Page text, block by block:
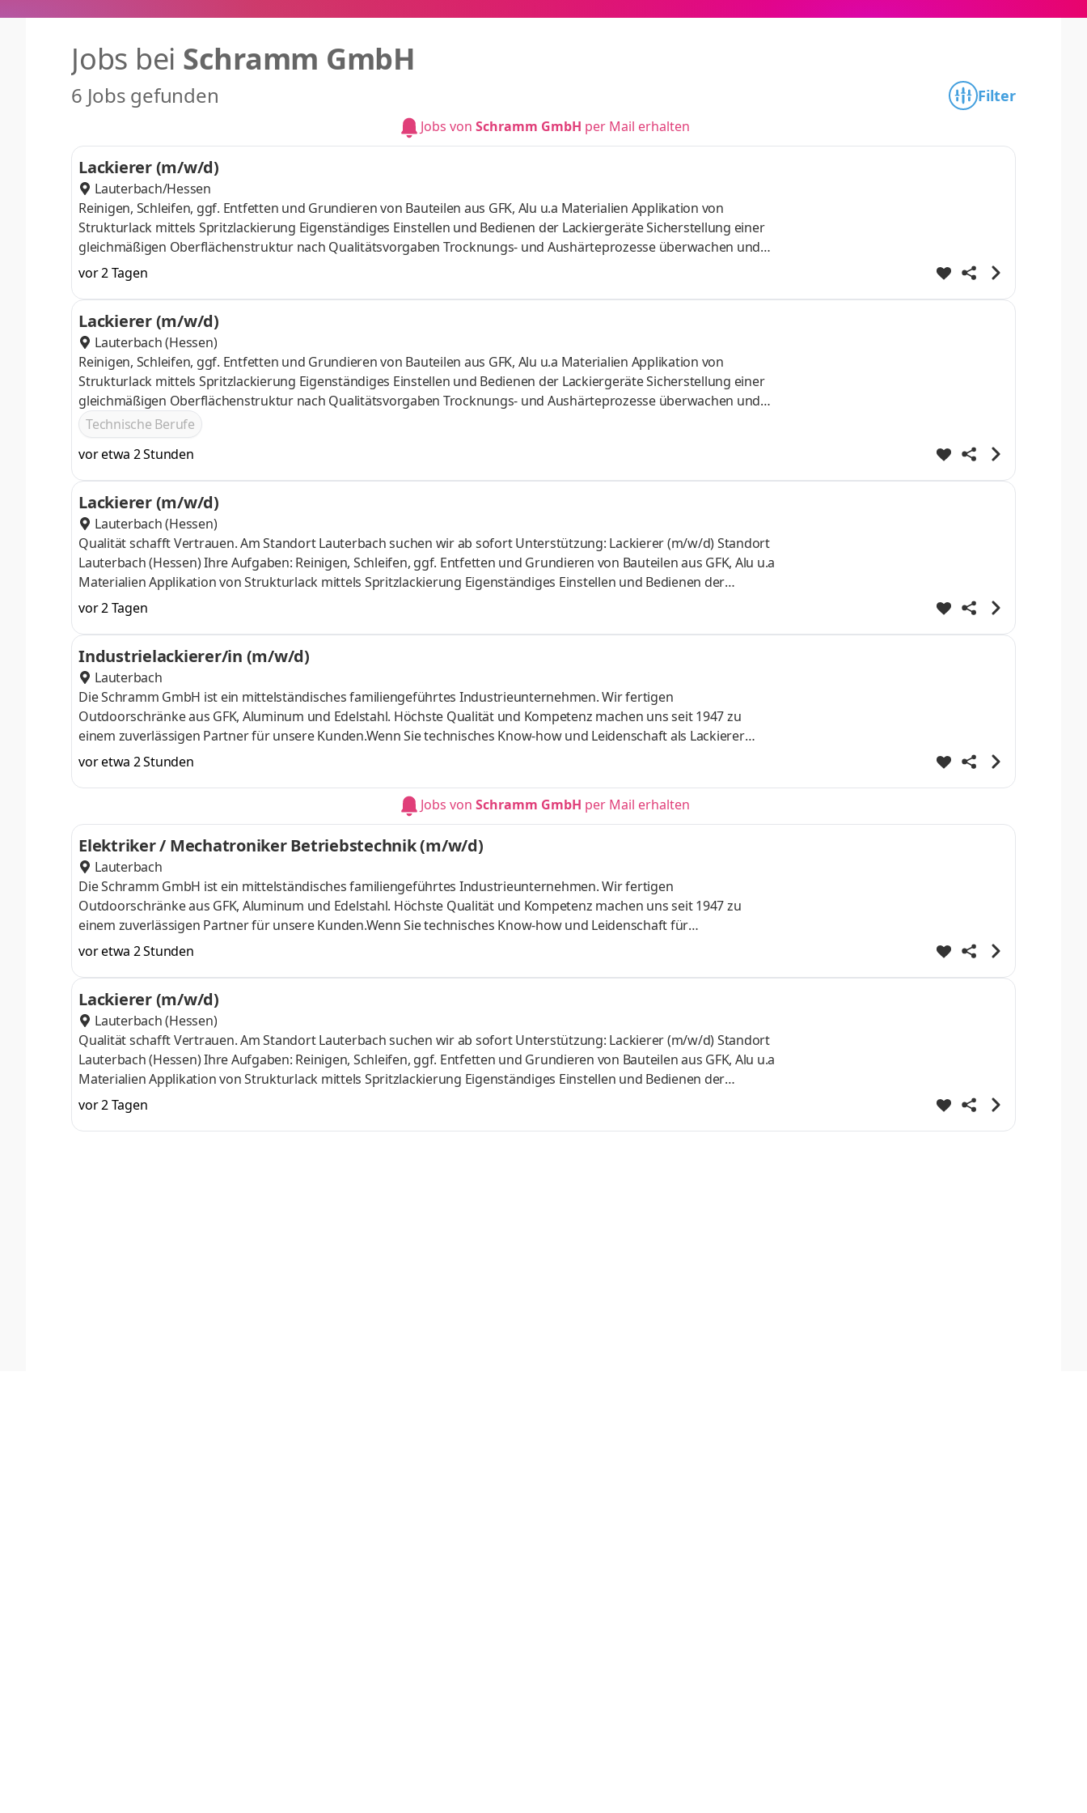
Jobs bei Schramm GmbH
6 Jobs gefunden Filter
Jobs von Schramm GmbH per Mail erhalten
Lackierer (m/w/d)
Lauterbach/Hessen
Reinigen, Schleifen, ggf. Entfetten und Grundieren von Bauteilen aus GFK, Alu u.a Materialien Applikation von
Strukturlack mittels Spritzlackierung Eigenständiges Einstellen und Bedienen der Lackiergeräte Sicherstellung einer
gleichmäßigen Oberflächenstruktur nach Qualitätsvorgaben Trocknungs- und Aushärteprozesse überwachen und
dokumentieren Durchführung von Qualitätskontrollen (Schichtdicke, Oberfläche, Struktur, Haftung) Pflege und
Wartung der Lackierkabine, Werkzeuge und technischen Anlagen
vor 2 Tagen
Lackierer (m/w/d)
Lauterbach (Hessen)
Reinigen, Schleifen, ggf. Entfetten und Grundieren von Bauteilen aus GFK, Alu u.a Materialien Applikation von
Strukturlack mittels Spritzlackierung Eigenständiges Einstellen und Bedienen der Lackiergeräte Sicherstellung einer
gleichmäßigen Oberflächenstruktur nach Qualitätsvorgaben Trocknungs- und Aushärteprozesse überwachen und
dokumentieren Durchführung von Qualitätskontrollen (Schichtdicke, Oberfläche, Struktur, Haftung) Pflege und
Wartung der Lackierkabine, Werkzeuge und technischen Anlagen, Abgeschlossene Berufsausbildung als Lackierer,
KFZ-Lackierer oder vergleichbare Qualifikation
Technische Berufe
vor etwa 2 Stunden
Lackierer (m/w/d)
Lauterbach (Hessen)
Qualität schafft Vertrauen. Am Standort Lauterbach suchen wir ab sofort Unterstützung: Lackierer (m/w/d) Standort
Lauterbach (Hessen) Ihre Aufgaben: Reinigen, Schleifen, ggf. Entfetten und Grundieren von Bauteilen aus GFK, Alu u.a
Materialien Applikation von Strukturlack mittels Spritzlackierung Eigenständiges Einstellen und Bedienen der
vor 2 Tagen
Industrielackierer/in (m/w/d)
Lauterbach
Die Schramm GmbH ist ein mittelständisches familiengeführtes Industrieunternehmen. Wir fertigen
Outdoorschränke aus GFK, Aluminum und Edelstahl. Höchste Qualität und Kompetenz machen uns seit 1947 zu
einem zuverlässigen Partner für unsere Kunden.Wenn Sie technisches Know-how und Leidenschaft als Lackierer
mitbringen, sind Sie bei uns genau richtig. Bewerben Sie sich und werden Sie Teil eines zukunftsorientierten
reinigst deren Oberflächen und sorgst für eine makellose Basis für den LackierungsprozessMit Geschick und
Präzision lackierst Du die Teile und stellst sicher, dass sie höch
vor etwa 2 Stunden
Jobs von Schramm GmbH per Mail erhalten
Elektriker / Mechatroniker Betriebstechnik (m/w/d)
Lauterbach
Die Schramm GmbH ist ein mittelständisches familiengeführtes Industrieunternehmen. Wir fertigen
Outdoorschränke aus GFK, Aluminum und Edelstahl. Höchste Qualität und Kompetenz machen uns seit 1947 zu
einem zuverlässigen Partner für unsere Kunden.Wenn Sie technisches Know-how und Leidenschaft für
Betriebstechnik mitbringen, sind Sie bei uns genau richtig. Bewerben Sie sich und werden Sie Teil eines
Produktionsbereitschaft unserer hochmodernen MaschinenAnalyse von Störungen und Einleitung von
AbstellmaßnahmenDurchführung von Wartungen, Reparaturen sowie OptimierungenInstandhaltung aller e
vor etwa 2 Stunden
Lackierer (m/w/d)
Lauterbach (Hessen)
Qualität schafft Vertrauen. Am Standort Lauterbach suchen wir ab sofort Unterstützung: Lackierer (m/w/d) Standort
Lauterbach (Hessen) Ihre Aufgaben: Reinigen, Schleifen, ggf. Entfetten und Grundieren von Bauteilen aus GFK, Alu u.a
Materialien Applikation von Strukturlack mittels Spritzlackierung Eigenständiges Einstellen und Bedienen der
vor 2 Tagen